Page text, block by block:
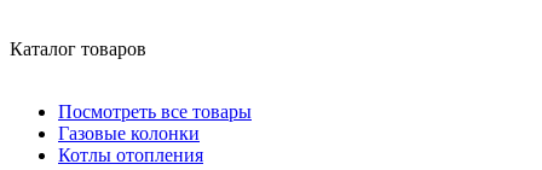
Каталог товаров
Посмотреть все товары
Газовые колонки
Котлы отопления